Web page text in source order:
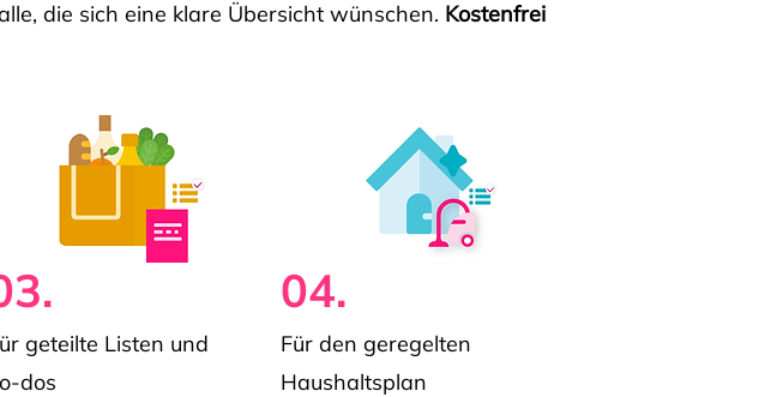
die sich eine klare Übersicht wünschen. Kostenfrei
geteilte Listen und
dos
04.
Für den geregelten
Haushaltsplan